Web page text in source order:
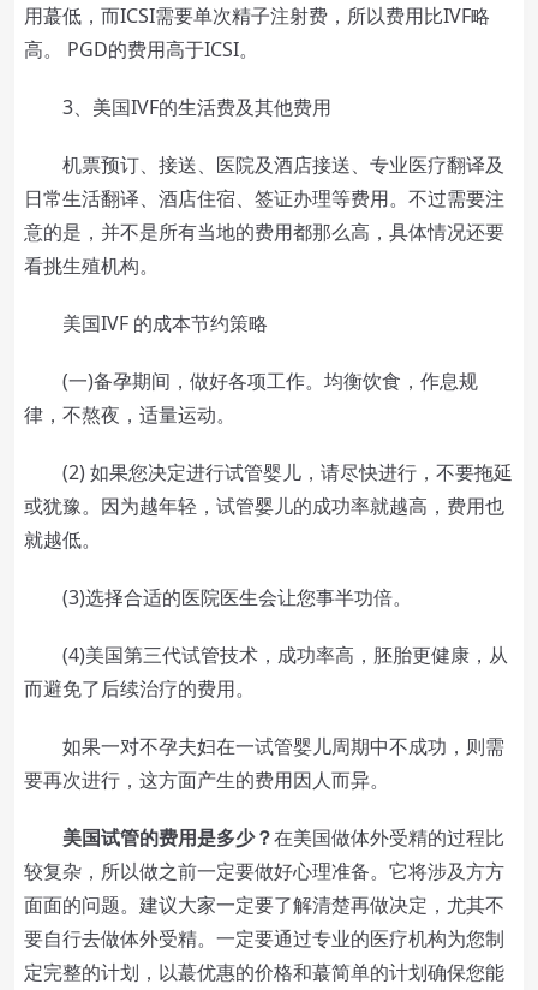
用蕞低，而ICSI需要单次精子注射费，所以费用比IVF略
高。 PGD的费用高于ICSI。
3、美国IVF的生活费及其他费用
机票预订、接送、医院及酒店接送、专业医疗翻译及
日常生活翻译、酒店住宿、签证办理等费用。不过需要注
意的是，并不是所有当地的费用都那么高，具体情况还要
看挑生殖机构。
美国IVF 的成本节约策略
(一)备孕期间，做好各项工作。均衡饮食，作息规
律，不熬夜，适量运动。
(2) 如果您决定进行试管婴儿，请尽快进行，不要拖延
或犹豫。因为越年轻，试管婴儿的成功率就越高，费用也
就越低。
(3)选择合适的医院医生会让您事半功倍。
(4)美国第三代试管技术，成功率高，胚胎更健康，从
而避免了后续治疗的费用。
如果一对不孕夫妇在一试管婴儿周期中不成功，则需
要再次进行，这方面产生的费用因人而异。
美国试管的费用是多少？在美国做体外受精的过程比
较复杂，所以做之前一定要做好心理准备。它将涉及方方
面面的问题。建议大家一定要了解清楚再做决定，尤其不
要自行去做体外受精。一定要通过专业的医疗机构为您制
定完整的计划，以蕞优惠的价格和蕞简单的计划确保您能